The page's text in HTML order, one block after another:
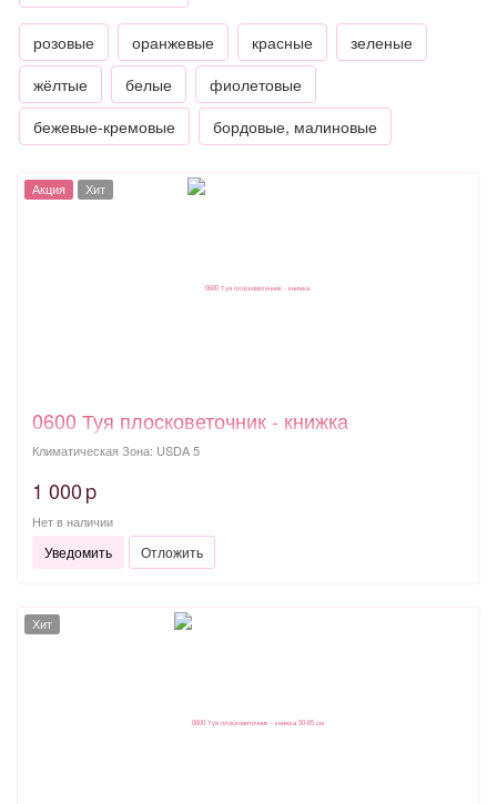
розовые оранжевые красные
зеленые
жёлтые
белые
фиолетовые
бежевые-кремовые
бордовые, малиновые
Акция Хит
0600 Туя плосковеточник - книжка
Климатическая Зона: USDA 5
1 000 p
Нет в наличии
Уведомить Отложить
Хит